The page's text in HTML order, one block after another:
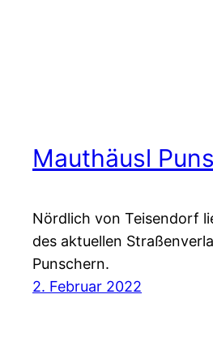
Mauthäusl
Nördlich von Teisendorf
des aktuellen
Punschern.
2. Februar 2022